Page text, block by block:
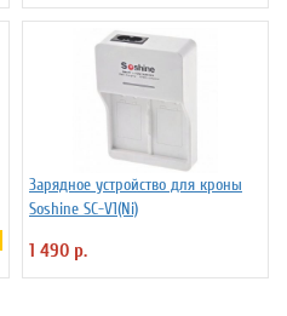
Зарядное устройство для кроны
Soshine SC-V1(Ni)
1 490 р.